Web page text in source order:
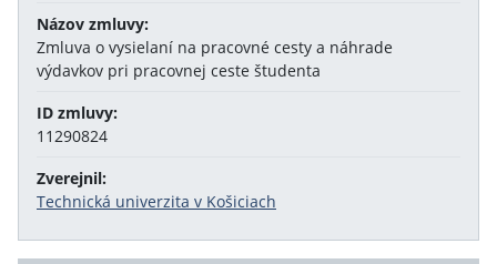
Názov zmluvy:
Zmluva o vysielaní na pracovné cesty a náhrade
výdavkov pri pracovnej ceste študenta
ID zmluvy:
11290824
Zverejnil:
Technická univerzita v Košiciach